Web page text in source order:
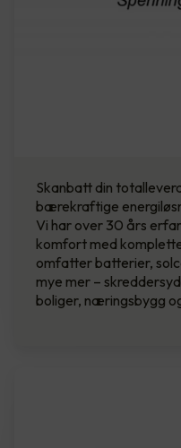
Skanbatt din
bærekraftige
Vi har over 30 års
komfort med
omfatter batterier,
mye mer –
boliger, næringsbygg